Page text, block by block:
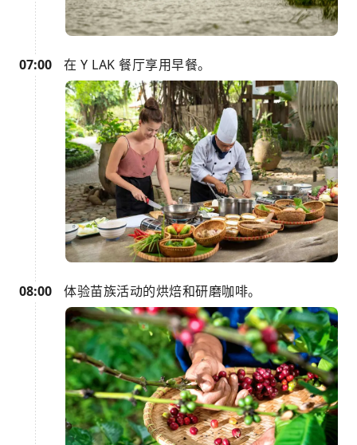
07:00 在 Y LAK 餐厅享用早餐。
08:00 体验苗族活动的烘焙和研磨咖啡。